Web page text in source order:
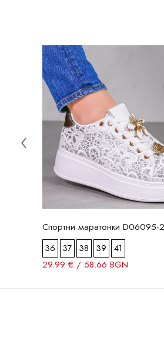
Спортни маратонки D06095-
36 37 38 39 41
29.99 € / 58.66 BGN